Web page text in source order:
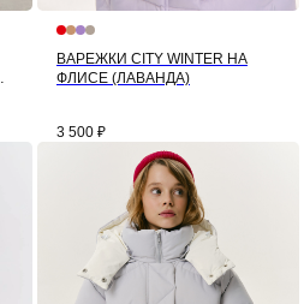
ВАРЕЖКИ CITY WINTER НА
ФЛИСЕ (ЛАВАНДА)
3 500 ₽